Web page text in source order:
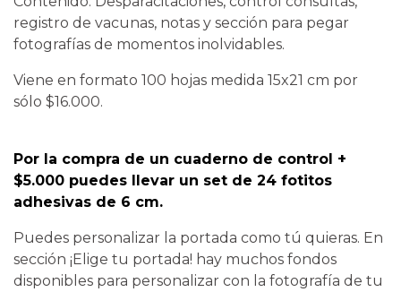
registro de vacunas, notas y sección para pegar
fotografías de momentos inolvidables.
Viene en formato 100 hojas medida 15x21 cm por
sólo $16.000.
Por la compra de un cuaderno de control +
$5.000 puedes llevar un set de 24 fotitos
adhesivas de 6 cm.
Puedes personalizar la portada como tú quieras. En
sección ¡Elige tu portada! hay muchos fondos
disponibles para personalizar con la fotografía de tu